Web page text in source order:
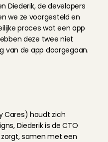
Diederik, de developers
we ze voorgesteld en
proces wat een app
deze twee niet
van de app doorgegaan.
Cares) houdt zich
Diederik is de CTO
samen met een